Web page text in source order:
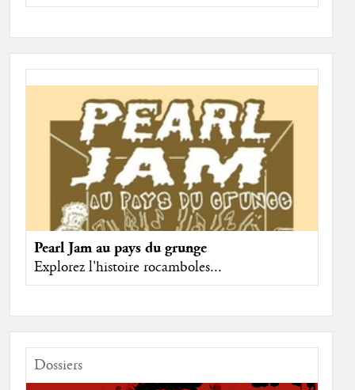
Pearl Jam au pays du grunge
Explorez l'histoire rocamboles...
Dossiers